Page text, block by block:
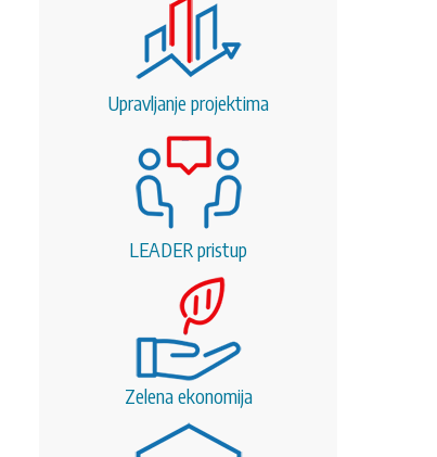
Upravljanje projektima
LEADER pristup
Zelena ekonomija